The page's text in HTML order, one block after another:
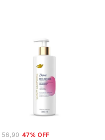
56,90 47% OFF